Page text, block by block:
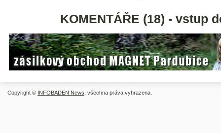
KOMENTÁŘE (18) - vstup
Copyright © INFOBADEN News , všechna práva vyhrazena.